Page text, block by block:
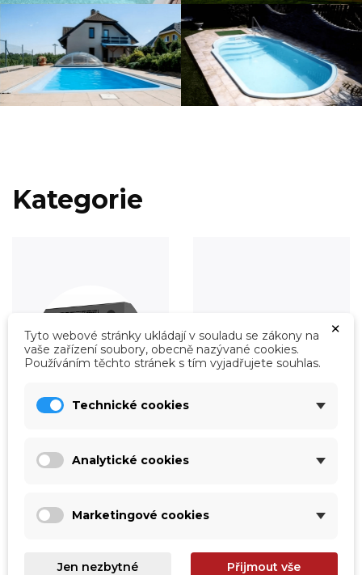
Kategorie
Prohlédnout
×
Tyto webové stránky ukládají v souladu se zákony na
vaše zařízení soubory, obecně nazývané cookies.
Používáním těchto stránek s tím vyjadřujete souhlas.
Technické cookies
Analytické cookies
Marketingové cookies
Jen nezbytné Přijmout vše